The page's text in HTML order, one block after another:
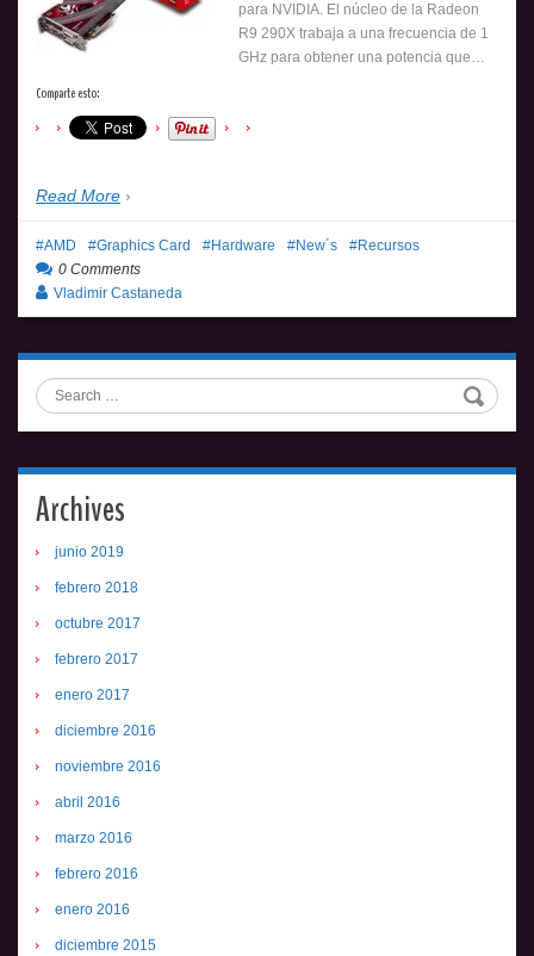
para NVIDIA. El núcleo de la Radeon
R9 290X trabaja a una frecuencia de 1
GHz para obtener una potencia que…
Comparte esto:
Read More
AMD Graphics Card Hardware New´s
Recursos
0 Comments
Vladimir Castaneda
Search
Archives
junio 2019
febrero 2018
octubre 2017
febrero 2017
enero 2017
diciembre 2016
noviembre 2016
abril 2016
marzo 2016
febrero 2016
enero 2016
diciembre 2015